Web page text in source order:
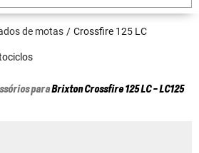
de motas Crossfire 125 LC
paraBrixtonCrossfire 125 LC - LC125